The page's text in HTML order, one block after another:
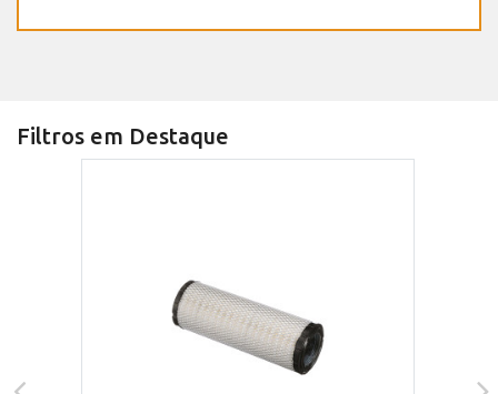
Filtros em Destaque